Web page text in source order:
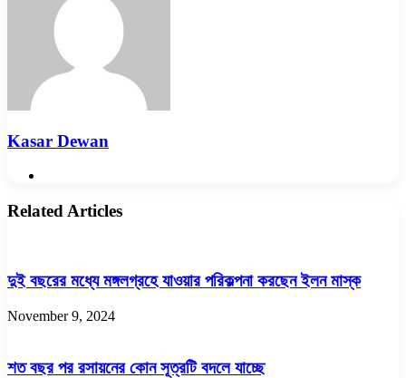
Kasar Dewan
Related Articles
দুই বছরের মধ্যে মঙ্গলগ্রহে যাওয়ার পরিকল্পনা করছেন ইলন মাস্ক
November 9, 2024
শত বছর পর রসায়নের কোন সূত্রটি বদলে যাচ্ছে